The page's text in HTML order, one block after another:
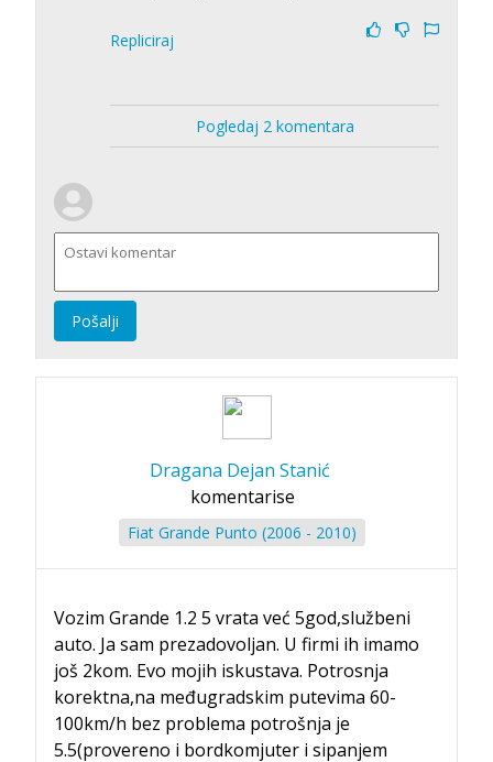
Repliciraj
Pogledaj 2 komentara
Pošalji
Dragana Dejan Stanić
komentarise
Fiat Grande Punto (2006 - 2010)
Vozim Grande 1.2 5 vrata već 5god,službeni
auto. Ja sam prezadovoljan. U firmi ih imamo
još 2kom. Evo mojih iskustava. Potrosnja
korektna,na međugradskim putevima 60-
100km/h bez problema potrošnja je
5.5(provereno i bordkomjuter i sipanjem